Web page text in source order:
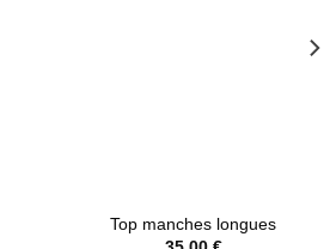
Top manches longues